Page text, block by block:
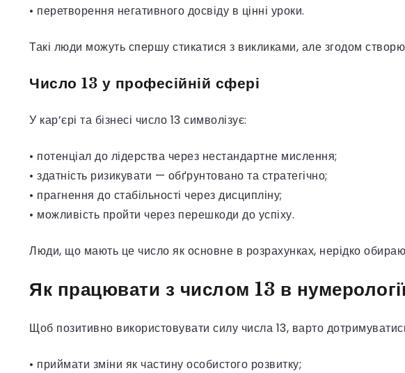
• перетворення негативного досвіду в цінні уроки.
Такі люди можуть спершу стикатися з викликами, але згодом
Число 13 у професійній сфері
У кар’єрі та бізнесі число 13 символізує:
• потенціал до лідерства через нестандартне мислення;
• здатність ризикувати — обґрунтовано та стратегічно;
• прагнення до стабільності через дисципліну;
• можливість пройти через перешкоди до успіху.
Люди, що мають це число як основне в розрахунках, нерідко
Як працювати з числом 13 в
Щоб позитивно використовувати силу числа 13, варто
• приймати зміни як частину особистого розвитку;